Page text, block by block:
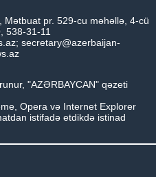
Mətbuat pr. 529-cu məhəllə, 4-cü
538-31-11
; secretary@azerbaijan-
"AZƏRBAYCAN" qəzeti
Opera və Internet Explorer
istifadə etdikdə istinad